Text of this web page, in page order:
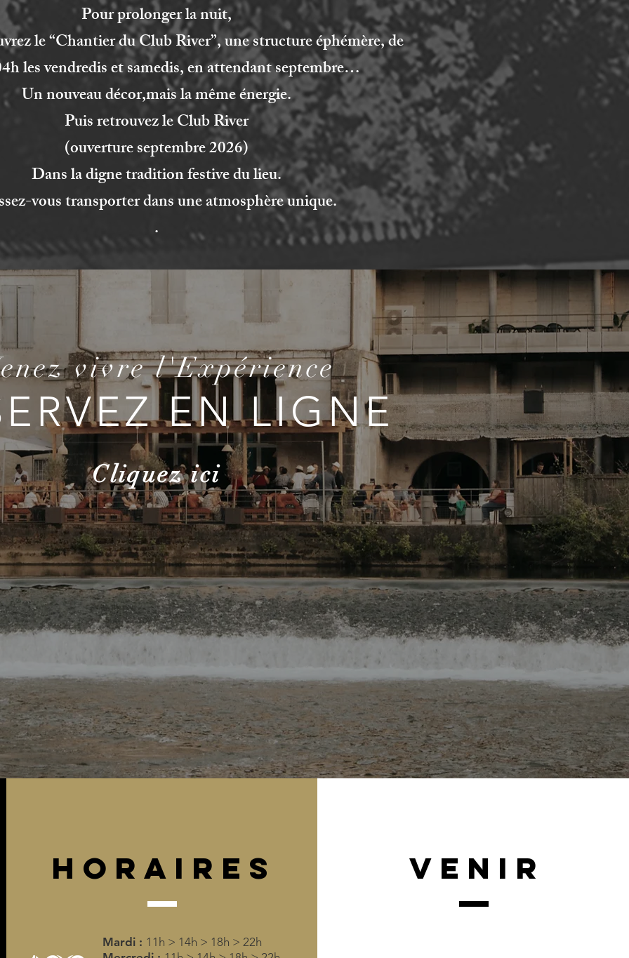
Pour prolonger la nuit,
le “Chantier du Club River”, une structure éphémère, de
les vendredis et samedis, en attendant septembre…
Un nouveau décor,mais la même énergie.
Puis retrouvez le Club River
(ouverture septembre 2026)
Dans la digne tradition festive du lieu.
vous transporter dans une atmosphère unique.
.
vivre l'Expérience
EN LIGNE
Cliquez ici
horaires
Mardi : 11h > 14h > 18h > 22h
venir